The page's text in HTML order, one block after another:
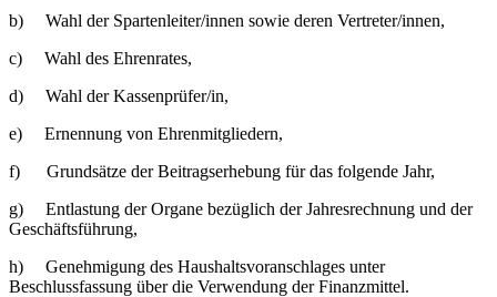
b) Wahl der Spartenleiter/innen sowie deren Vertreter/innen,
c) Wahl des Ehrenrates,
d) Wahl der Kassenprüfer/in,
e) Ernennung von Ehrenmitgliedern,
f) Grundsätze der Beitragserhebung für das folgende Jahr,
g) Entlastung der Organe bezüglich der Jahresrechnung und der
Geschäftsführung,
h) Genehmigung des Haushaltsvoranschlages unter
Beschlussfassung über die Verwendung der Finanzmittel.